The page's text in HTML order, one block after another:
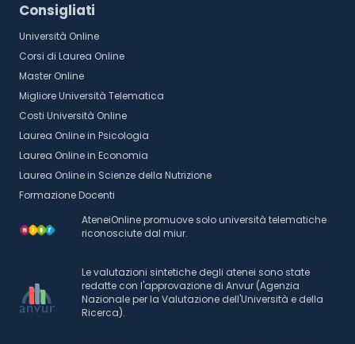
Consigliati
Università Online
Corsi di Laurea Online
Master Online
Migliore Università Telematica
Costi Università Online
Laurea Online in Psicologia
Laurea Online in Economia
Laurea Online in Scienze della Nutrizione
Formazione Docenti
AteneiOnline promuove solo università telematiche
riconosciute dal miur.
Le valutazioni sintetiche degli atenei sono state
redatte con l'approvazione di Anvur (Agenzia
Nazionale per la Valutazione dell'Università e della
Ricerca).